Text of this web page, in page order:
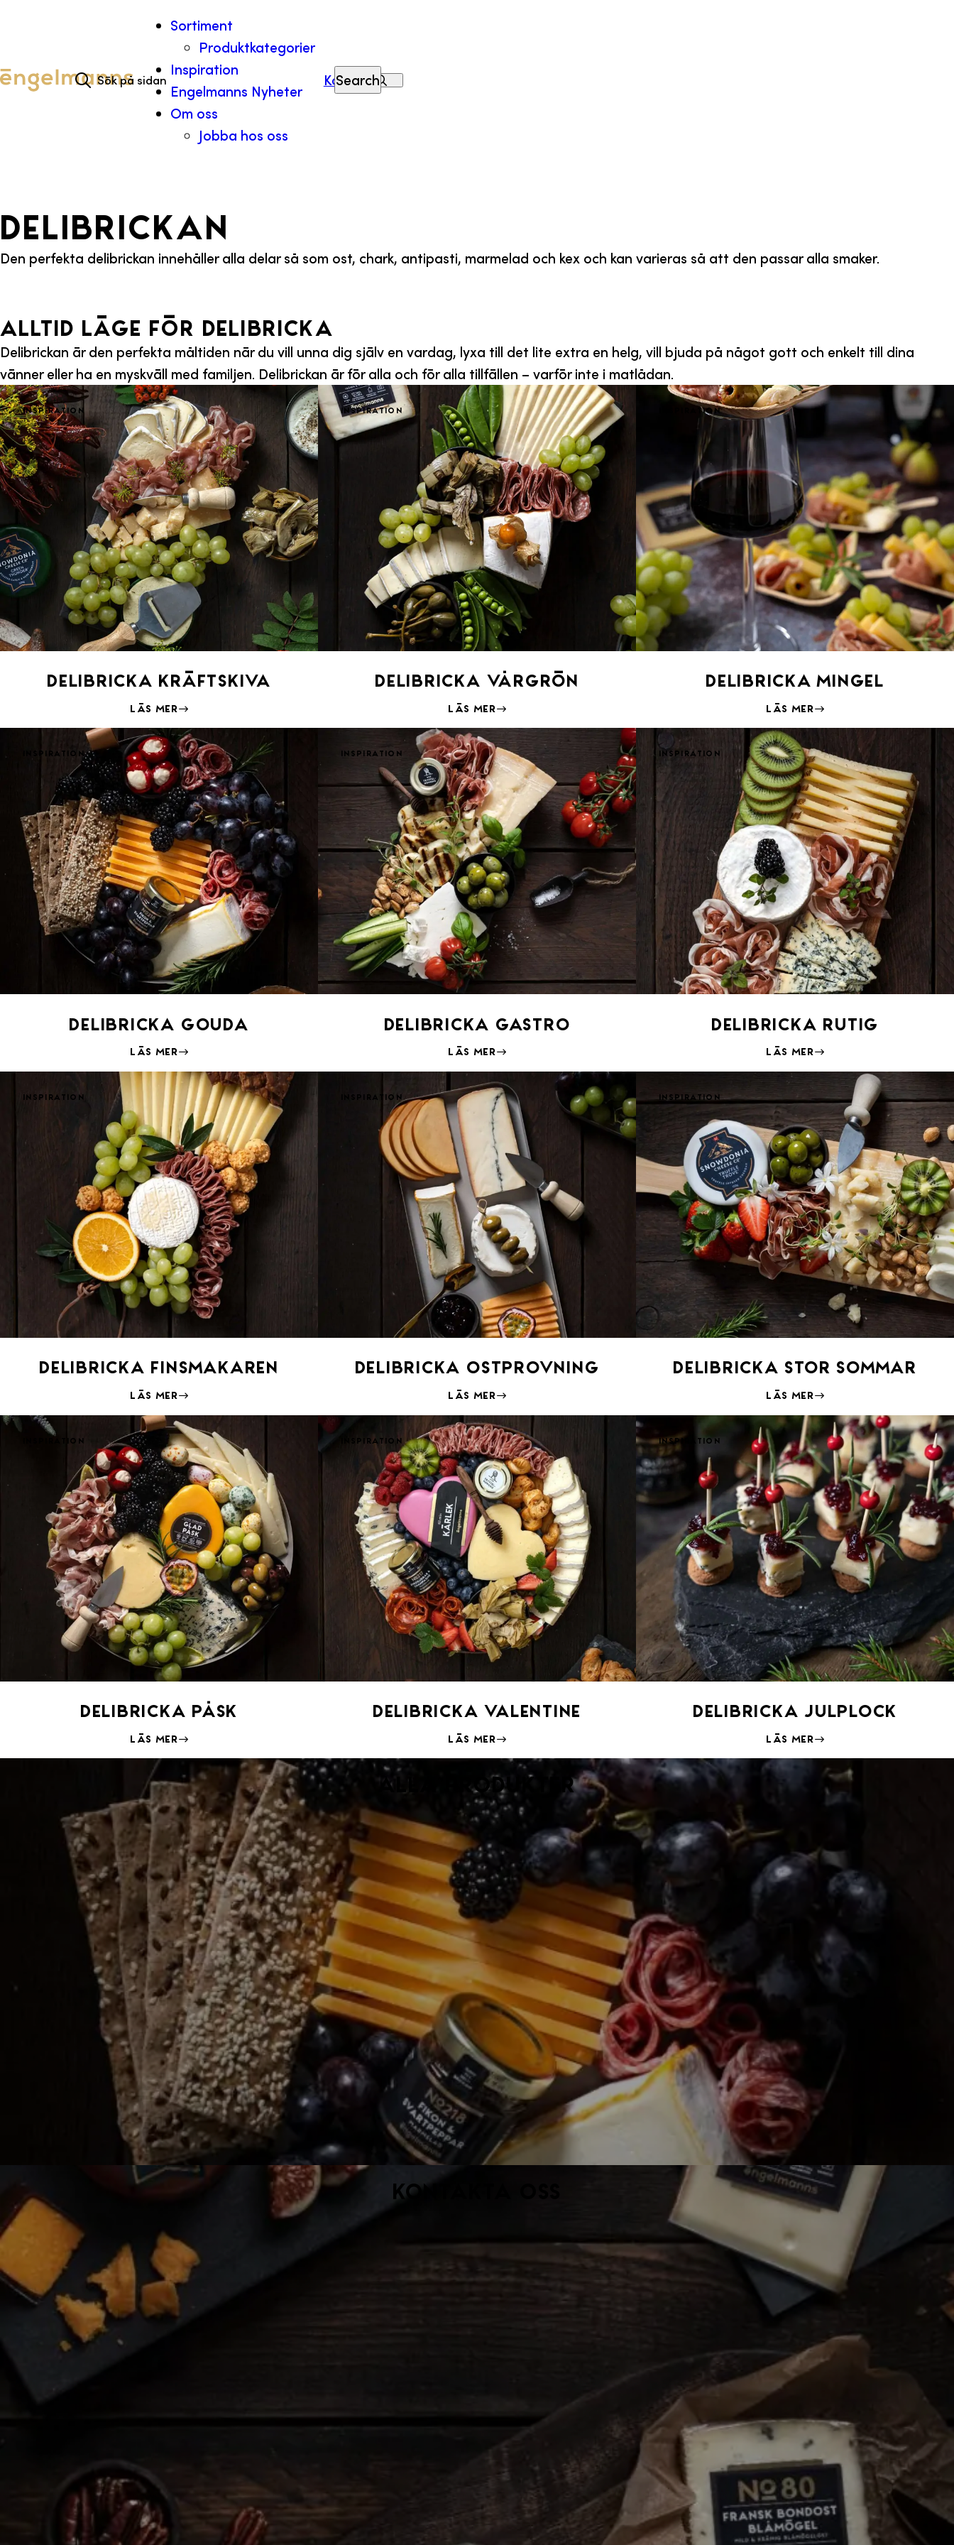
Sortiment
Produktkategorier
Inspiration
Engelmanns Nyheter
Om oss
Jobba hos oss
Search
Kontakt
Delibrickan
Den perfekta delibrickan innehåller alla delar så som ost, chark, antipasti, marmelad och kex och kan varieras så att den passar alla smaker.
Alltid läge För Delibricka
Delibrickan är den perfekta måltiden när du vill unna dig själv en vardag, lyxa till det lite extra en helg, vill bjuda på något gott och enkelt till dina
vänner eller ha en myskväll med familjen. Delibrickan är för alla och för alla tillfällen – varför inte i matlådan.
Delibricka Kräftskiva
Inspiration
Läs mer
Delibricka Vårgrön
Inspiration
Läs mer
Delibricka Mingel
Inspiration
Läs mer
Delibricka Gouda
Inspiration
Läs mer
Delibricka Gastro
Inspiration
Läs mer
Delibricka Rutig
Inspiration
Läs mer
Delibricka finsmakaren
Inspiration
Läs mer
Delibricka ostprovning
Inspiration
Läs mer
Delibricka stor sommar
Inspiration
Läs mer
Delibricka Påsk
Inspiration
Läs mer
Delibricka Valentine
Inspiration
Läs mer
Delibricka julplock
Inspiration
Läs mer
Alla produkter
Kontakta oss